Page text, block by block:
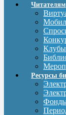
Читателям
Клубы
Ресурсы